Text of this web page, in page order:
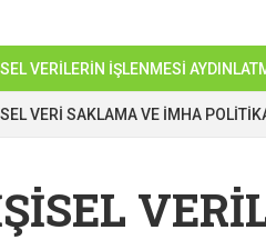
VERİLERİN İŞLENMESİ
VERİ SAKLAMA VE İMHA